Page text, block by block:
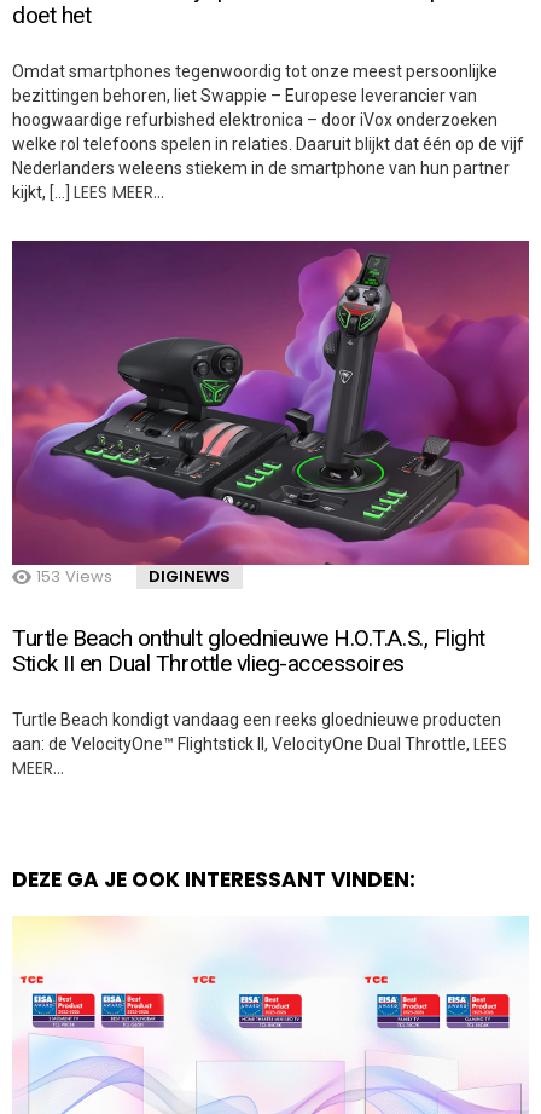
doet het
Omdat smartphones tegenwoordig tot onze meest persoonlijke
bezittingen behoren, liet Swappie – Europese leverancier van
hoogwaardige refurbished elektronica – door iVox onderzoeken
welke rol telefoons spelen in relaties. Daaruit blijkt dat één op de vijf
Nederlanders weleens stiekem in de smartphone van hun partner
kijkt, […] LEES MEER…
153 Views DIGINEWS
Turtle Beach onthult gloednieuwe H.O.T.A.S., Flight
Stick II en Dual Throttle vlieg-accessoires
Turtle Beach kondigt vandaag een reeks gloednieuwe producten
aan: de VelocityOne™ Flightstick II, VelocityOne Dual Throttle, LEES
MEER…
DEZE GA JE OOK INTERESSANT VINDEN: